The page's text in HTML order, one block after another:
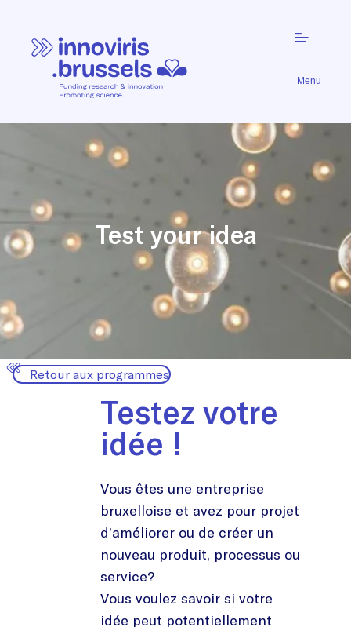
Menu
Test your idea
Retour aux programmes
Testez votre
idée !
Vous êtes une entreprise
bruxelloise et avez pour projet
d’améliorer ou de créer un
nouveau produit, processus ou
service?
Vous voulez savoir si votre
idée peut potentiellement